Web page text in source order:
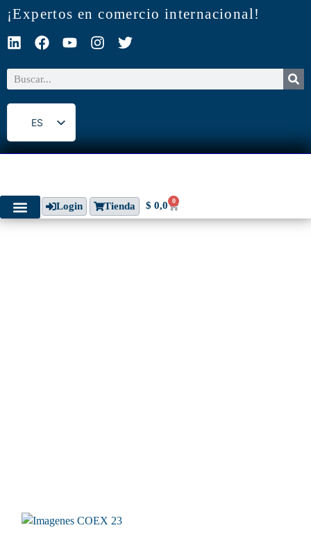
¡Expertos en comercio internacional!
ES
EN
Login Tienda $ 0,0 0